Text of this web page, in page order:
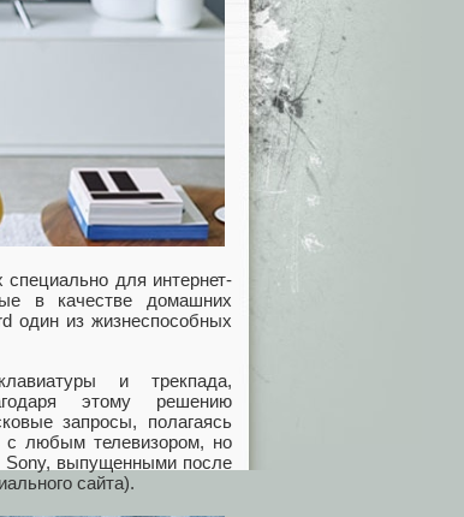
для интернет-
в качестве домашних
один из жизнеспособных
и трекпада,
этому решению
запросы, полагаясь
с любым телевизором, но
Sony, выпущенными после
сайта).